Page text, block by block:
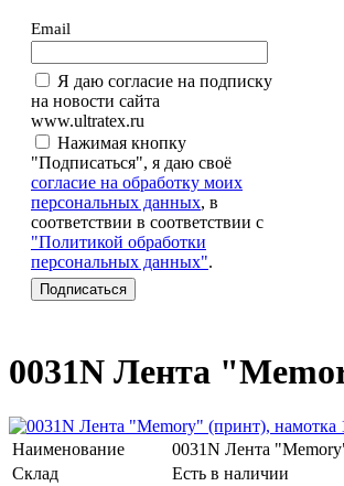
Email
Я даю согласие на подписку
на новости сайта
www.ultratex.ru
Нажимая кнопку
"Подписаться", я даю своё
согласие на обработку моих
персональных данных, в
соответствии в соответствии с
"Политикой обработки
персональных данных".
0031N Лента
Наименование
0031N Лента
Склад
Есть в наличии